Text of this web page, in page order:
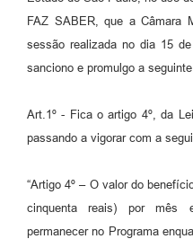
FAZ SABER, que a
sessão realizada no dia 15
sanciono e promulgo a
Art.1º - Fica o artigo 4º, da
passando a vigorar com a
“Artigo 4º – O valor do
cinquenta reais) por mês
permanecer no Programa